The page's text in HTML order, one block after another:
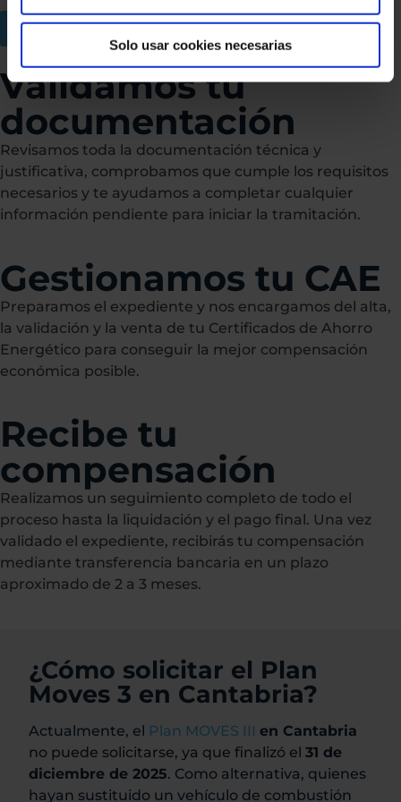
Solo usar cookies necesarias
Quiero gestionar mi CAE
Validamos tu
documentación
Revisamos toda la documentación técnica y
justificativa, comprobamos que cumple los requisitos
necesarios y te ayudamos a completar cualquier
información pendiente para iniciar la tramitación.
Gestionamos tu CAE
Preparamos el expediente y nos encargamos del alta,
la validación y la venta de tu Certificados de Ahorro
Energético para conseguir la mejor compensación
económica posible.
Recibe tu
compensación
Realizamos un seguimiento completo de todo el
proceso hasta la liquidación y el pago final. Una vez
validado el expediente, recibirás tu compensación
mediante transferencia bancaria en un plazo
aproximado de 2 a 3 meses.
¿Cómo solicitar el Plan
Moves 3 en Cantabria?
Actualmente, el Plan MOVES III en Cantabria
no puede solicitarse, ya que finalizó el 31 de
diciembre de 2025. Como alternativa, quienes
hayan sustituido un vehículo de combustión